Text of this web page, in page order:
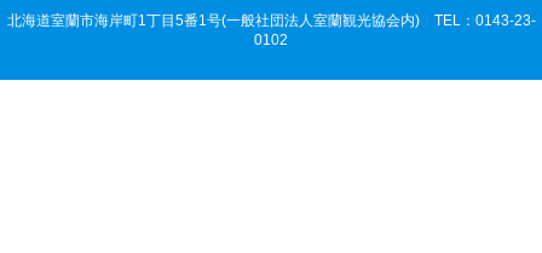
北海道室蘭市海岸町1丁目5番1号(一般社団法人室蘭観光協会内)
TEL：0143-23-
0102